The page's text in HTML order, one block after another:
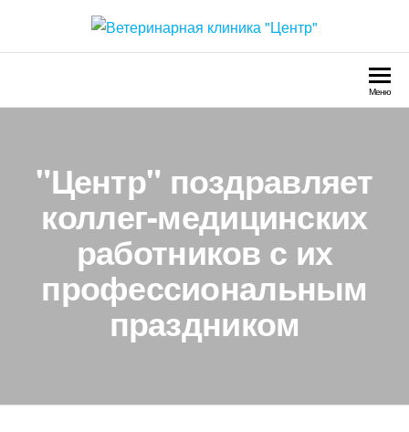
Ветеринарная клиника
Круглосуточно
Меню
"Центр" поздравляет
коллег-медицинских
работников с их
профессиональным
праздником